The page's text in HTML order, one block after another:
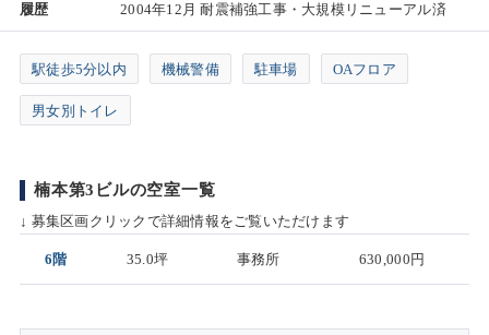
履歴
2004年12月 耐震補強工事・大規模リニューアル済
駅徒歩5分以内 機械警備 駐車場 OAフロア
男女別トイレ
楠本第3ビルの空室一覧
↓ 募集区画クリックで詳細情報をご覧いただけます
6階 35.0坪 事務所 630,000円